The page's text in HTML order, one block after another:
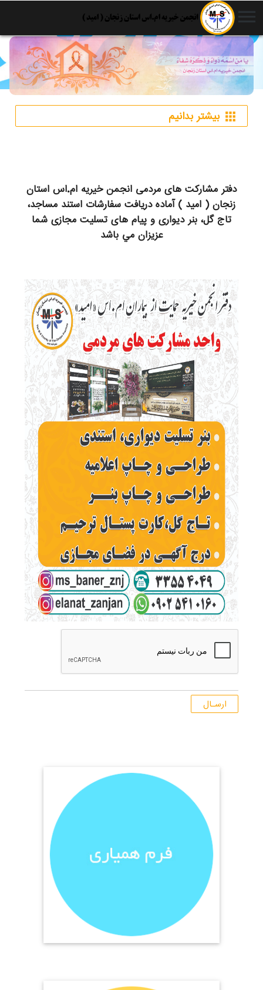
menu
apps بیشتر بدانیم
دفتر مشارکت های مردمی انجمن خیریه ام.اس استان
زنجان ( امید ) آماده دريافت سفارشات استند مساجد،
تاج گل، بنر دیواری و پیام های تسلیت مجازی شما
عزیزان مي باشد
ارسـال